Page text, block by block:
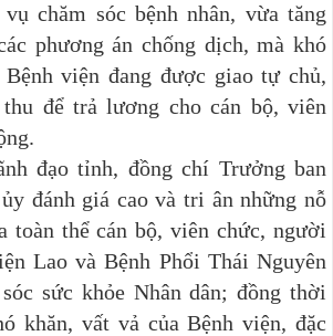
chăm sóc bệnh nhân, vừa tăng
phương án chống dịch, mà khó
viện đang được giao tự chủ,
để trả lương cho cán bộ, viên
đạo tỉnh, đồng chí Trưởng ban
đánh giá cao và tri ân những nỗ
toàn thể cán bộ, viên chức, người
Lao và Bệnh Phổi Thái Nguyên
sức khỏe Nhân dân; đồng thời
khăn, vất vả của Bệnh viện, đặc